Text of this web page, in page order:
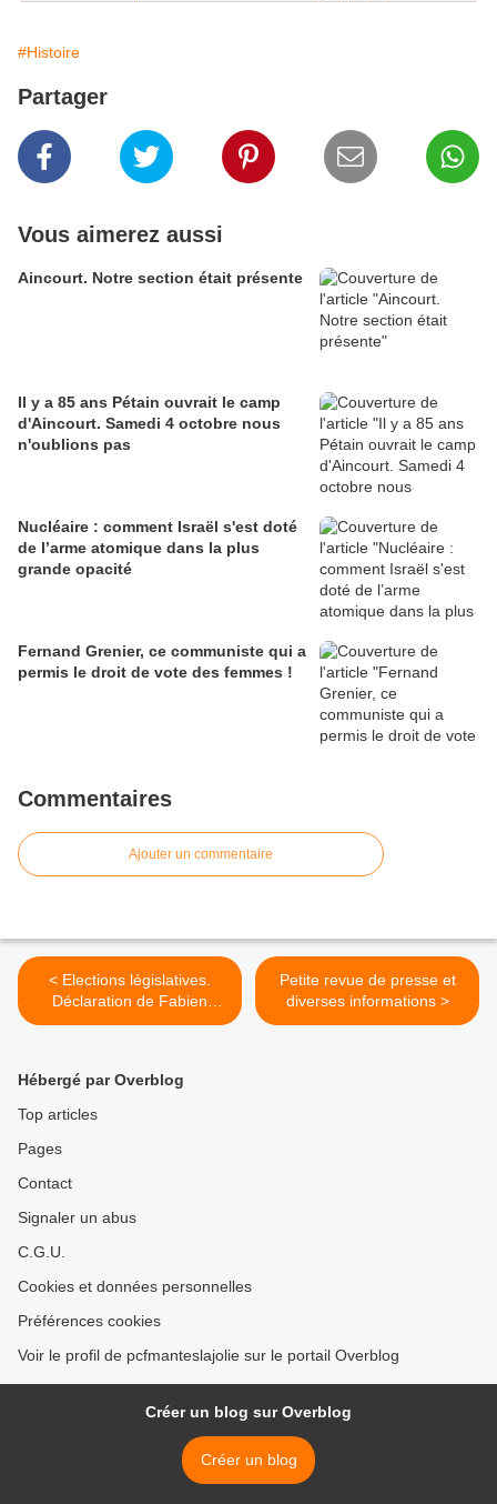
#Histoire
Partager
Vous aimerez aussi
Aincourt. Notre section était présente
Il y a 85 ans Pétain ouvrait le camp
d'Aincourt. Samedi 4 octobre nous
n'oublions pas
Nucléaire : comment Israël s'est doté
de l’arme atomique dans la plus
grande opacité
Fernand Grenier, ce communiste qui a
permis le droit de vote des femmes !
Commentaires
Ajouter un commentaire
< Elections législatives.
Déclaration de Fabien
Roussel
Petite revue de presse et
diverses informations >
Hébergé par Overblog
Top articles
Pages
Contact
Signaler un abus
C.G.U.
Cookies et données personnelles
Préférences cookies
Voir le profil de pcfmanteslajolie sur le portail Overblog
Créer un blog sur Overblog
Créer un blog